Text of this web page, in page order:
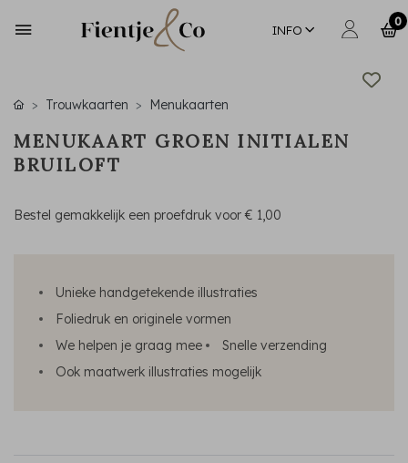
INFO
0
Trouwkaarten Menukaarten
MENUKAART GROEN INITIALEN
BRUILOFT
Bestel gemakkelijk een proefdruk voor€ 1,00
Unieke handgetekende illustraties
Foliedruk en originele vormen
We helpen je graag mee
Snelle verzending
Ook maatwerk illustraties mogelijk